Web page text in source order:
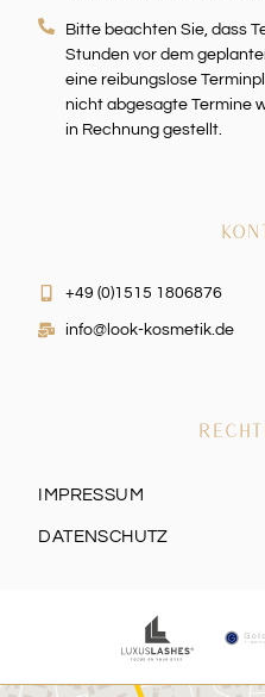
Bitte beachten Sie, dass
Stunden vor dem
eine reibungslose
nicht abgesagte Termine
in Rechnung gestellt.
+49 (0)1515 1806876
info@look-kosmetik.de
IMPRESSUM
DATENSCHUTZ